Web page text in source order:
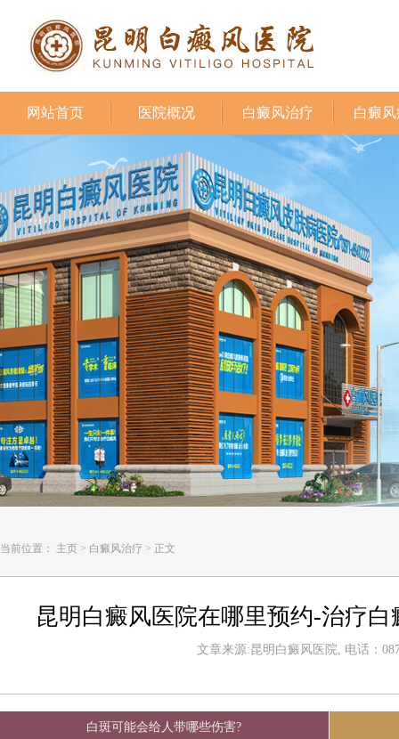
网站首页 医院概况 白癜风治疗 白癜
当前位置： 主页 > 白癜风治疗 > 正文
昆明白癜风医院在哪里预约-治疗
文章来源:昆明白癜风医院, 电话：
白斑可能会给人带哪些伤害?